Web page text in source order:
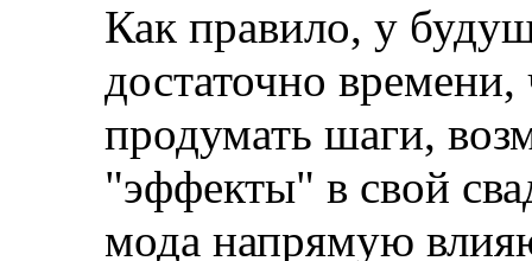
Как правило, у
достаточно
продумать шаги,
"эффекты" в свой
мода напрямую